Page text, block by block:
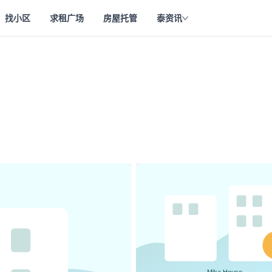
找小区 求租广场 房屋托管 泰资讯